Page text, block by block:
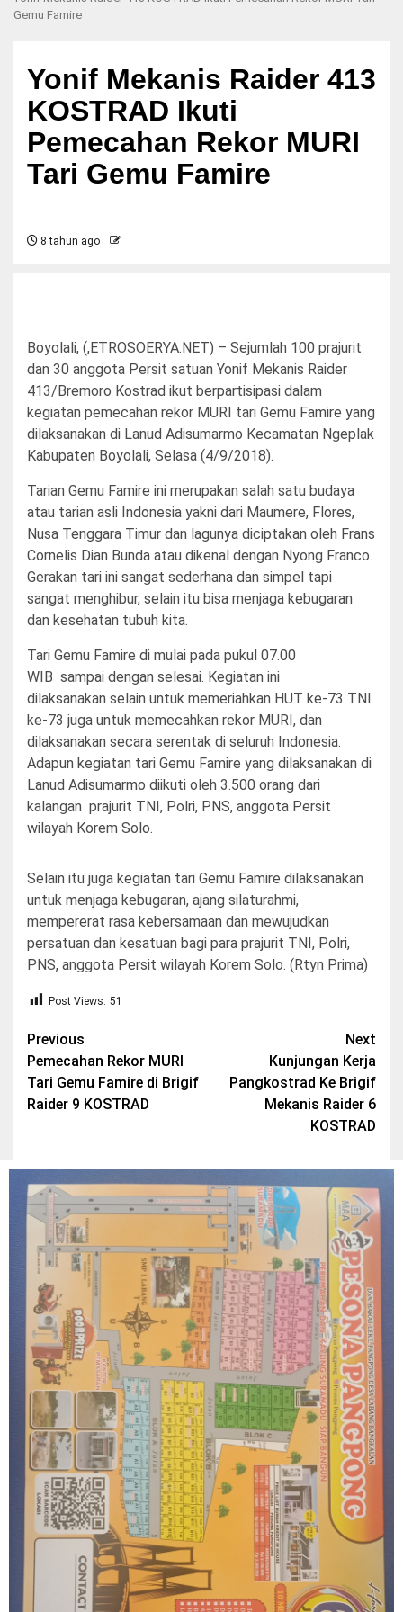
Gemu Famire
Yonif Mekanis Raider 413
KOSTRAD Ikuti
Pemecahan Rekor MURI
Tari Gemu Famire
8 tahun ago
Boyolali, (,ETROSOERYA.NET) – Sejumlah 100 prajurit
dan 30 anggota Persit satuan Yonif Mekanis Raider
413/Bremoro Kostrad ikut berpartisipasi dalam
kegiatan pemecahan rekor MURI tari Gemu Famire yang
dilaksanakan di Lanud Adisumarmo Kecamatan Ngeplak
Kabupaten Boyolali, Selasa (4/9/2018).
Tarian Gemu Famire ini merupakan salah satu budaya
atau tarian asli Indonesia yakni dari Maumere, Flores,
Nusa Tenggara Timur dan lagunya diciptakan oleh Frans
Cornelis Dian Bunda atau dikenal dengan Nyong Franco.
Gerakan tari ini sangat sederhana dan simpel tapi
sangat menghibur, selain itu bisa menjaga kebugaran
dan kesehatan tubuh kita.
Tari Gemu Famire di mulai pada pukul 07.00
WIB sampai dengan selesai. Kegiatan ini
dilaksanakan selain untuk memeriahkan HUT ke-73 TNI
ke-73 juga untuk memecahkan rekor MURI, dan
dilaksanakan secara serentak di seluruh Indonesia.
Adapun kegiatan tari Gemu Famire yang dilaksanakan di
Lanud Adisumarmo diikuti oleh 3.500 orang dari
kalangan prajurit TNI, Polri, PNS, anggota Persit
wilayah Korem Solo.
Selain itu juga kegiatan tari Gemu Famire dilaksanakan
untuk menjaga kebugaran, ajang silaturahmi,
mempererat rasa kebersamaan dan mewujudkan
persatuan dan kesatuan bagi para prajurit TNI, Polri,
PNS, anggota Persit wilayah Korem Solo. (Rtyn Prima)
Post Views: 51
Post
navigation
Previous
Pemecahan Rekor MURI
Tari Gemu Famire di Brigif
Raider 9 KOSTRAD
Next
Kunjungan Kerja
Pangkostrad Ke Brigif
Mekanis Raider 6
KOSTRAD